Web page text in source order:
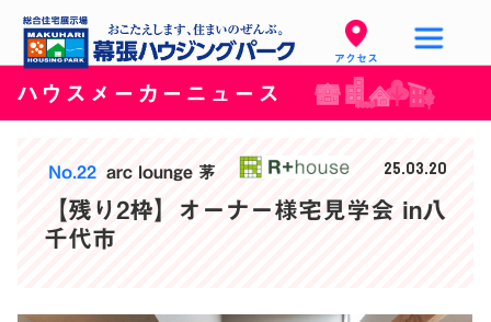
アクセス
ハウスメーカーニュース
No.22 arc lounge 茅 25.03.20
【残り2枠】オーナー様宅見学会 in八
千代市